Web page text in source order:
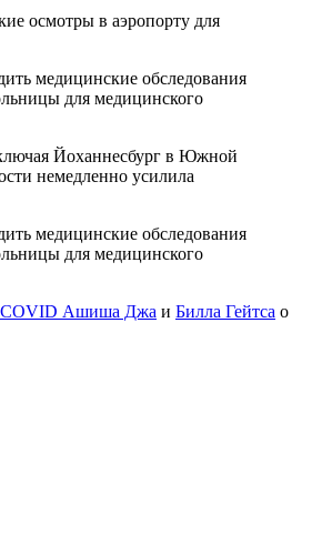
осмотры в аэропорту для
медицинские обследования
для медицинского
Йоханнесбург в Южной
немедленно усилила
медицинские обследования
для медицинского
COVID Ашиша Джа и Билла Гейтса о